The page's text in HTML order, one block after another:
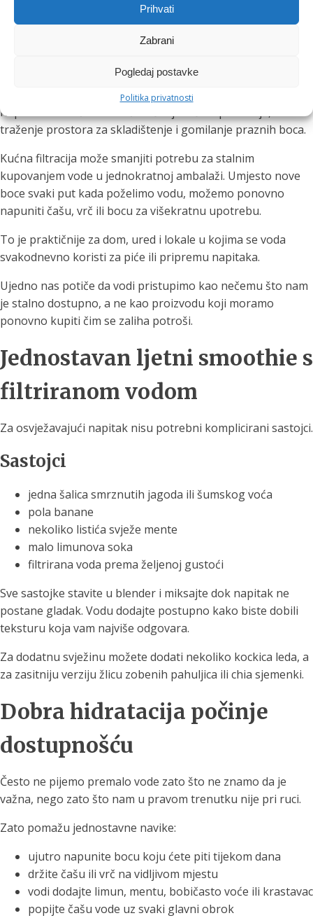
Prihvati
Zabrani
Pogledaj postavke
Politika privatnosti
malih izbora koje možemo ponoviti svakoga dana.
Manje plastičnih boca, više
praktičnosti
Kupovna voda često znači nošenje teških pakiranja,
traženje prostora za skladištenje i gomilanje praznih boca.
Kućna filtracija može smanjiti potrebu za stalnim
kupovanjem vode u jednokratnoj ambalaži. Umjesto nove
boce svaki put kada poželimo vodu, možemo ponovno
napuniti čašu, vrč ili bocu za višekratnu upotrebu.
To je praktičnije za dom, ured i lokale u kojima se voda
svakodnevno koristi za piće ili pripremu napitaka.
Ujedno nas potiče da vodi pristupimo kao nečemu što nam
je stalno dostupno, a ne kao proizvodu koji moramo
ponovno kupiti čim se zaliha potroši.
Jednostavan ljetni smoothie s
filtriranom vodom
Za osvježavajući napitak nisu potrebni komplicirani sastojci.
Sastojci
jedna šalica smrznutih jagoda ili šumskog voća
pola banane
nekoliko listića svježe mente
malo limunova soka
filtrirana voda prema željenoj gustoći
Sve sastojke stavite u blender i miksajte dok napitak ne
postane gladak. Vodu dodajte postupno kako biste dobili
teksturu koja vam najviše odgovara.
Za dodatnu svježinu možete dodati nekoliko kockica leda, a
za zasitniju verziju žlicu zobenih pahuljica ili chia sjemenki.
Dobra hidratacija počinje
dostupnošću
Često ne pijemo premalo vode zato što ne znamo da je
važna, nego zato što nam u pravom trenutku nije pri ruci.
Zato pomažu jednostavne navike:
ujutro napunite bocu koju ćete piti tijekom dana
držite čašu ili vrč na vidljivom mjestu
vodi dodajte limun, mentu, bobičasto voće ili krastavac
popijte čašu vode uz svaki glavni obrok